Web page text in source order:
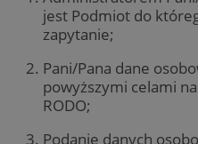
jest Podmiot do
zapytanie;
Pani/Pana dane
powyższymi celami
RODO;
Podanie danych